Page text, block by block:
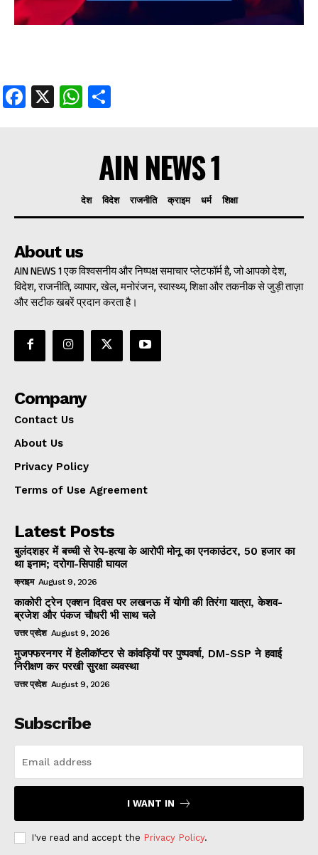
Facebook
X WhatsApp
AIN NEWS 1
देश विदेश राजनीति क्राइम धर्म शिक्षा
About us
AIN NEWS 1 एक विश्वसनीय और निष्पक्ष समाचार प्लेटफॉर्म है, जो आपको देश,
विदेश, राजनीति, व्यापार, खेल, मनोरंजन, स्वास्थ्य, शिक्षा और तकनीक से जुड़ी ताज़ा
और सटीक खबरें प्रदान करता है।
Company
Contact Us
About Us
Privacy Policy
Terms of Use Agreement
Latest Posts
बुलंदशहर में बच्ची से रेप-हत्या के आरोपी मोनू का एनकाउंटर, 50 हजार का
था इनाम; दरोगा-सिपाही घायल
क्राइम August 9, 2026
काकोरी ट्रेन एक्शन दिवस पर लखनऊ में योगी की तिरंगा यात्रा, केशव-
ब्रजेश और पंकज चौधरी भी साथ चले
उत्तर प्रदेश August 9, 2026
मुजफ्फरनगर में हेलीकॉप्टर से कांवड़ियों पर पुष्पवर्षा, DM-SSP ने हवाई
निरीक्षण कर परखी सुरक्षा व्यवस्था
उत्तर प्रदेश August 9, 2026
Subscribe
I WANT IN
I've read and accept the Privacy Policy.